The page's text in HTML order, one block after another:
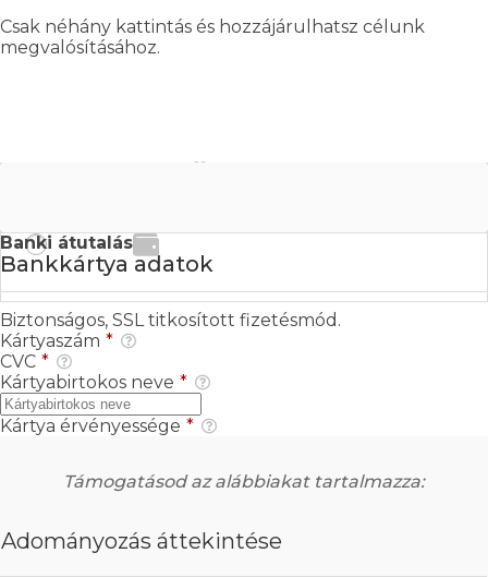
Csak néhány kattintás és hozzájárulhatsz célunk
megvalósításához.
Banki átutalás
Bankkártya adatok
Biztonságos, SSL titkosított fizetésmód.
Kártyaszám *
CVC *
Kártyabirtokos neve *
Kártya érvényessége *
Támogatásod az alábbiakat tartalmazza:
Adományozás áttekintése